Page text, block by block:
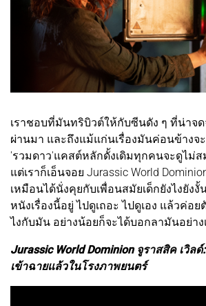
เราชอบที่มันทริบิวต์ให้กับซีนดัง ๆ ที่น่าจ
ผ่านมา และถึงแม้แก่นเรื่องมันค่อนข้างจ
'รวมดาว'แคสต์หลักดั้งเดิมทุกคนจะดูไม่ส
แต่เราก็เอ็นจอย Jurassic World
เหมือนได้นั่งคุยกับเพื่อนสมัยเด็กยังไงยังงั้
หนังเรื่องนี้อยู่ ไปดูเถอะ ไปดูเอง แล้วค่อ
ไงกับมัน อย่างน้อยก็จะได้บอกลามันอย่า
Jurassic World Dominion จูราสสิค เวิ
เข้าฉายแล้วในโรงภาพยนตร์